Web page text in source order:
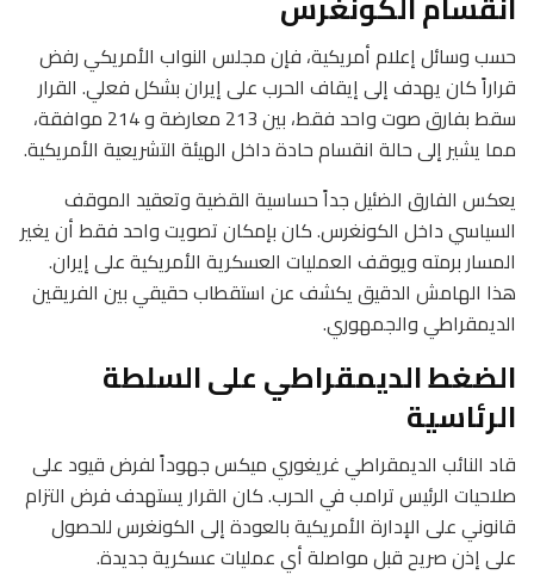
حسب وسائل إعلام أمريكية، فإن مجلس النواب الأمريكي رفض
قراراً كان يهدف إلى إيقاف الحرب على إيران بشكل فعلي. القرار
سقط بفارق صوت واحد فقط، بين 213 معارضة و 214 موافقة،
مما يشير إلى حالة انقسام حادة داخل الهيئة التشريعية الأمريكية.
يعكس الفارق الضئيل جداً حساسية القضية وتعقيد الموقف
السياسي داخل الكونغرس. كان بإمكان تصويت واحد فقط أن يغير
المسار برمته ويوقف العمليات العسكرية الأمريكية على إيران.
هذا الهامش الدقيق يكشف عن استقطاب حقيقي بين الفريقين
الديمقراطي والجمهوري.
الضغط الديمقراطي على السلطة
الرئاسية
قاد النائب الديمقراطي غريغوري ميكس جهوداً لفرض قيود على
صلاحيات الرئيس ترامب في الحرب. كان القرار يستهدف فرض التزام
قانوني على الإدارة الأمريكية بالعودة إلى الكونغرس للحصول
على إذن صريح قبل مواصلة أي عمليات عسكرية جديدة.